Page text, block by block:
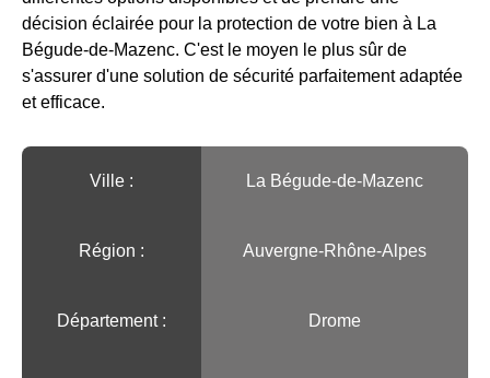
décision éclairée pour la protection de votre bien à La
Bégude-de-Mazenc. C'est le moyen le plus sûr de
s'assurer d'une solution de sécurité parfaitement adaptée
et efficace.
Ville :️ La Bégude-de-Mazenc
Région :️ Auvergne-Rhône-Alpes
Département : Drome